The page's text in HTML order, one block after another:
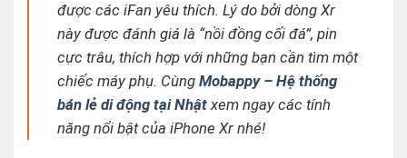
được các iFan yêu thích. Lý do bởi dòng Xr
này được đánh giá là “nồi đồng cối đá”, pin
cực trâu, thích hợp với những bạn cần tìm một
chiếc máy phụ. CùngMobappy – Hệ thống
bán lẻ di động tại Nhật xem ngay các tính
năng nổi bật của iPhone Xr nhé!